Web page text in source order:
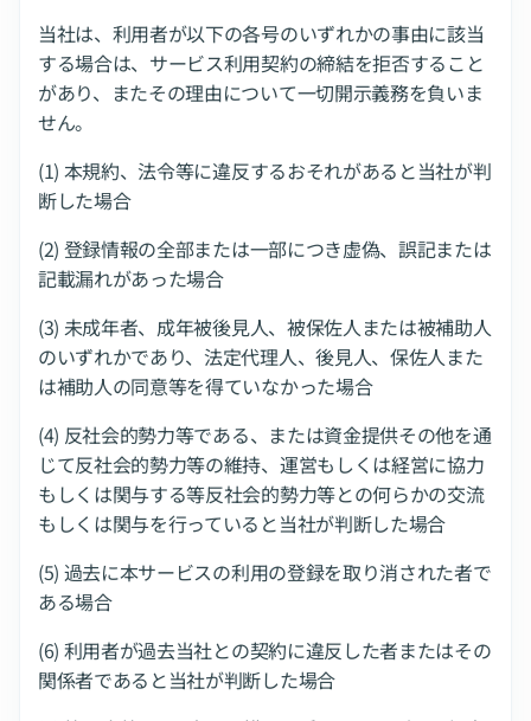
当社は、利用者が以下の各号のいずれかの事由に該当
する場合は、サービス利用契約の締結を拒否すること
があり、またその理由について一切開示義務を負いま
せん。
(1) 本規約、法令等に違反するおそれがあると当社が判
断した場合
(2) 登録情報の全部または一部につき虚偽、誤記または
記載漏れがあった場合
(3) 未成年者、成年被後見人、被保佐人または被補助人
のいずれかであり、法定代理人、後見人、保佐人また
は補助人の同意等を得ていなかった場合
(4) 反社会的勢力等である、または資金提供その他を通
じて反社会的勢力等の維持、運営もしくは経営に協力
もしくは関与する等反社会的勢力等との何らかの交流
もしくは関与を行っていると当社が判断した場合
(5) 過去に本サービスの利用の登録を取り消された者で
ある場合
(6) 利用者が過去当社との契約に違反した者またはその
関係者であると当社が判断した場合